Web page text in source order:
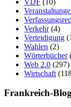
VDF (10)
Verkehr(4)
Verteidigung
Wahlen (2)
Wörterbücher
Web 2.0 (297)
Wirtschaft
Frankreich-Blog